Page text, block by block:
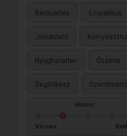
Becsületes Empatikus
Jóindulatú
Nyughatatlan Őszinte
Segítőkész
Humor
Vicces